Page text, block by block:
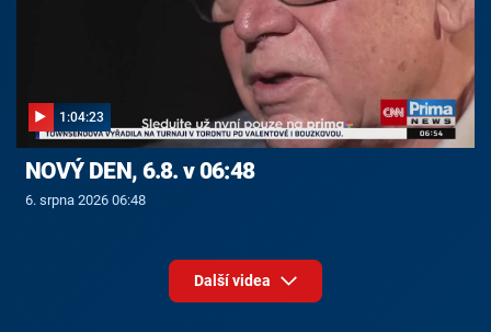
1:04:23
NOVÝ DEN, 6.8. v 06:48
6. srpna 2026 06:48
Další videa